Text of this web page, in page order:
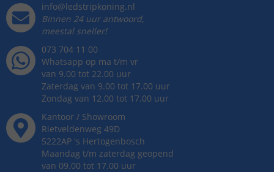
info@ledstripkoning.nl
Binnen 24 uur antwoord,
meestal sneller!
073 704 11 00
Whatsapp op ma t/m vr
van 9.00 tot 22.00 uur
Zaterdag van 9.00 tot 17.00 uur
Zondag van 12.00 tot 17.00 uur
Kantoor / Showroom
Rietveldenweg 49D
5222AP 's Hertogenbosch
Maandag t/m zaterdag geopend
van 09.00 tot 17.00 uur